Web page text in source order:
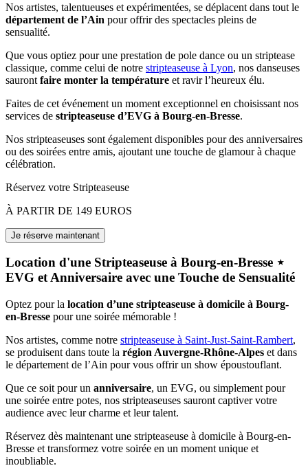
Nos artistes, talentueuses et expérimentées, se déplacent dans tout le
département de l’Ain pour offrir des spectacles pleins de
sensualité.
Que vous optiez pour une prestation de pole dance ou un striptease
classique, comme celui de notre stripteaseuse à Lyon, nos danseuses
sauront faire monter la température et ravir l’heureux élu.
Faites de cet événement un moment exceptionnel en choisissant nos
services de stripteaseuse d’EVG à Bourg-en-Bresse.
Nos stripteaseuses sont également disponibles pour des anniversaires
ou des soirées entre amis, ajoutant une touche de glamour à chaque
célébration.
Réservez votre Stripteaseuse
À PARTIR DE 149 EUROS
Location d'une Stripteaseuse à Bourg-en-Bresse ⋆
EVG et Anniversaire avec une Touche de Sensualité
Optez pour la location d’une stripteaseuse à domicile à Bourg-
en-Bresse pour une soirée mémorable !
Nos artistes, comme notre stripteaseuse à Saint-Just-Saint-Rambert,
se produisent dans toute la région Auvergne-Rhône-Alpes et dans
le département de l’Ain pour vous offrir un show époustouflant.
Que ce soit pour un anniversaire, un EVG, ou simplement pour
une soirée entre potes, nos stripteaseuses sauront captiver votre
audience avec leur charme et leur talent.
Réservez dès maintenant une stripteaseuse à domicile à Bourg-en-
Bresse et transformez votre soirée en un moment unique et
inoubliable.